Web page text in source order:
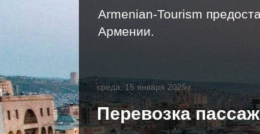
Armenian-Tourism
Армении.
среда, 15 января 2025 г.
Перевозка